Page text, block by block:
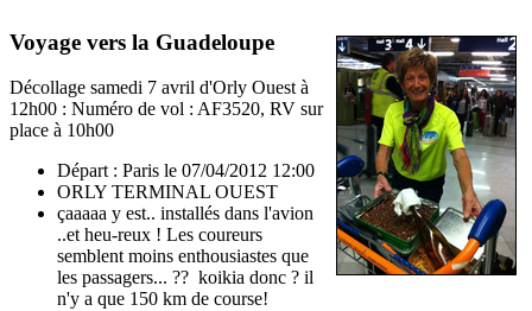
Voyage vers la Guadeloupe
Décollage samedi 7 avril d'Orly Ouest à
12h00 : Numéro de vol : AF3520, RV sur
place à 10h00
Départ : Paris le 07/04/2012 12:00
ORLY TERMINAL OUEST
çaaaaa y est.. installés dans l'avion
..et heu-reux ! Les coureurs
semblent moins enthousiastes que
les passagers... ?? koikia donc ? il
n'y a que 150 km de course!